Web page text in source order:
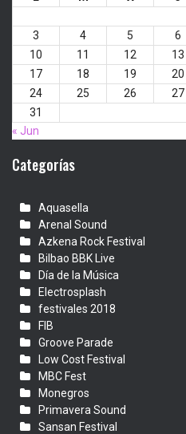
3
4 5 6
10
11 12 13
17
18 19 20
24
25 26 27
31
« Jun
Categorías
Aquasella
Arenal Sound
Azkena Rock Festival
Bilbao BBK Live
Día de la Música
Electrosplash
festivales 2018
FIB
Groove Parade
Low Cost Festival
MBC Fest
Monegros
Primavera Sound
Sansan Festival